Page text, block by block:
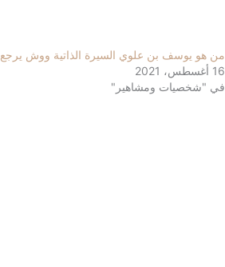
من هو يوسف بن علوي السيرة الذاتية ووش يرجع
16 أغسطس، 2021
في "شخصيات ومشاهير"